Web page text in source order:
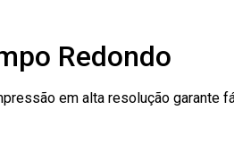
Redondo
em alta resolução